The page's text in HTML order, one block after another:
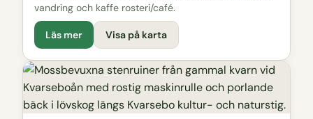
vandring och kaffe rosteri/café.
Läs mer Visa på karta